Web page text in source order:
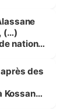
(…)
nation
des